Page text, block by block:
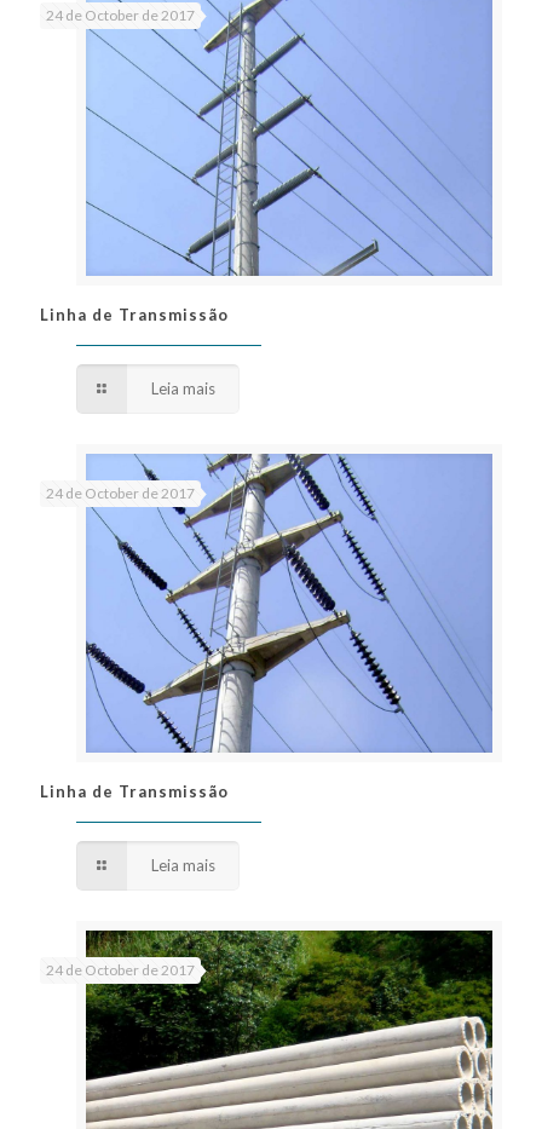
Linha de Transmissão
24 de October de 2017
Linha de Transmissão
Leia mais
Linha de Transmissão
24 de October de 2017
Linha de Transmissão
Leia mais
24 de October de 2017